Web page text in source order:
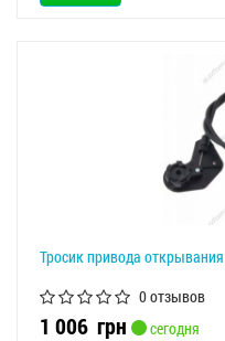
Тросик привода
0 отзывов
1 006 грн
сегодня